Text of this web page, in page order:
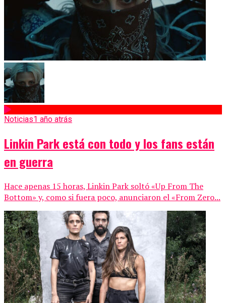
Noticias1 año atrás
Linkin Park está con todo y los fans están
en guerra
Hace apenas 15 horas, Linkin Park soltó «Up From The
Bottom» y, como si fuera poco, anunciaron el «From Zero...